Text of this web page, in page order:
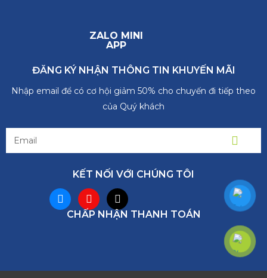
ZALO MINI
APP
ĐĂNG KÝ NHẬN THÔNG TIN KHUYẾN MÃI
Nhập email để có cơ hội giảm 50% cho chuyến đi tiếp theo
của Quý khách
KẾT NỐI VỚI CHÚNG TÔI
CHẤP NHẬN THANH TOÁN